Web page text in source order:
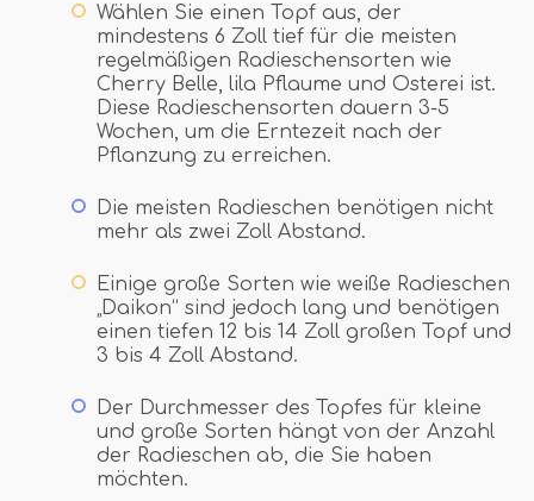
Wählen Sie einen Topf aus, der
mindestens 6 Zoll tief für die meisten
regelmäßigen Radieschensorten wie
Cherry Belle, lila Pflaume und Osterei ist.
Diese Radieschensorten dauern 3-5
Wochen, um die Erntezeit nach der
Pflanzung zu erreichen.
Die meisten Radieschen benötigen nicht
mehr als zwei Zoll Abstand.
Einige große Sorten wie weiße Radieschen
„Daikon“ sind jedoch lang und benötigen
einen tiefen 12 bis 14 Zoll großen Topf und
3 bis 4 Zoll Abstand.
Der Durchmesser des Topfes für kleine
und große Sorten hängt von der Anzahl
der Radieschen ab, die Sie haben
möchten.